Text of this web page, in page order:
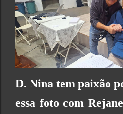
D. Nina tem paixão
essa foto com